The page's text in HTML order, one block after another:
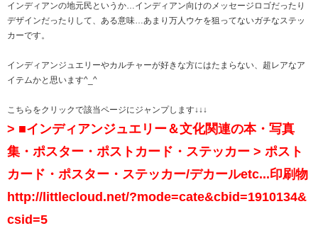
インディアンの地元民というか…インディアン向けのメッセージロゴだったり
デザインだったりして、ある意味…あまり万人ウケを狙ってないガチなステッ
カーです。
インディアンジュエリーやカルチャーが好きな方にはたまらない、超レアなア
イテムかと思います^_^
こちらをクリックで該当ページにジャンプします↓↓↓
> ■インディアンジュエリー＆文化関連の本・写真
集・ポスター・ポストカード・ステッカー > ポスト
カード・ポスター・ステッカー/デカールetc...印刷物
http://littlecloud.net/?mode=cate&cbid=1910134&
csid=5